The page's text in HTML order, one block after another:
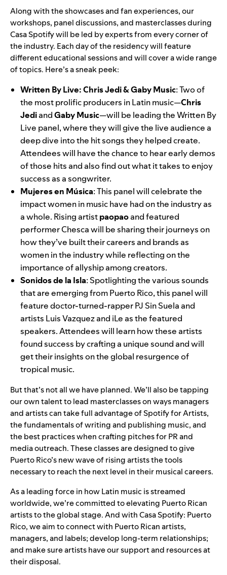
Along with the showcases and fan experiences, our
workshops, panel discussions, and masterclasses during
Casa Spotify will be led by experts from every corner of
the industry. Each day of the residency will feature
different educational sessions and will cover a wide range
of topics. Here’s a sneak peek:
Written By Live: Chris Jedi & Gaby Music: Two of
the most prolific producers in Latin music—Chris
JediandGaby Music—will be leading the Written By
Live panel, where they will give the live audience a
deep dive into the hit songs they helped create.
Attendees will have the chance to hear early demos
of those hits and also find out what it takes to enjoy
success as a songwriter.
Mujeres en Música:This panelwill celebrate the
impact women in music have had on the industry as
a whole. Rising artistpaopaoand featured
performer Chesca will be sharing their journeys on
how they’ve built their careers and brands as
women in the industry while reflecting on the
importance of allyship among creators.
Sonidos de la Isla: Spotlighting the various sounds
that are emerging from Puerto Rico, this panel will
feature doctor-turned-rapper PJ Sin Suela and
artists Luis Vazquez and iLe as the featured
speakers. Attendees will learn how these artists
found success by crafting a unique sound and will
get their insights on the global resurgence of
tropical music.
But that’s not all we have planned. We’ll also be tapping
our own talent to lead masterclasses on ways managers
and artists can take full advantage of Spotify for Artists,
the fundamentals of writing and publishing music, and
the best practices when crafting pitches for PR and
media outreach. These classes are designed to give
Puerto Rico’s new wave of rising artists the tools
necessary to reach the next level in their musical careers.
As aleading forcein how Latin music is streamed
worldwide, we’re committed to elevating Puerto Rican
artists to the global stage. And with Casa Spotify: Puerto
Rico, we aim to connect with Puerto Rican artists,
managers, and labels; develop long-term relationships;
and make sure artists have our support and resources at
their disposal.